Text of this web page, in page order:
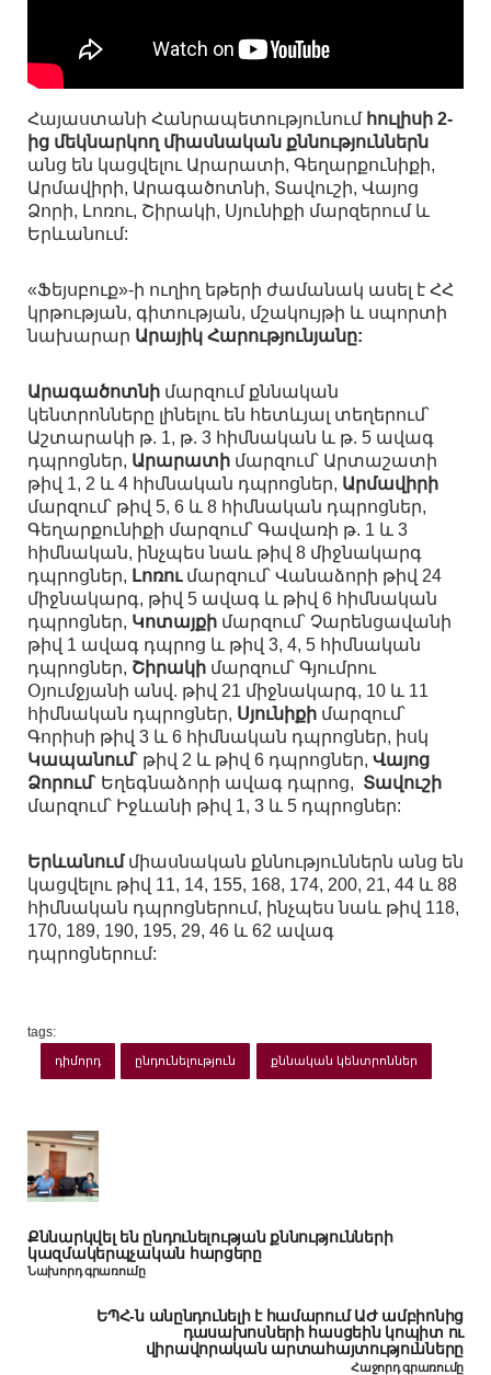
Հայաստանի Հանրապետությունում հուլիսի 2-
ից մեկնարկող միասնական քննություններն
անց են կացվելու Արարատի, Գեղարքունիքի,
Արմավիրի, Արագածոտնի, Տավուշի, Վայոց
Ձորի, Լոռու, Շիրակի, Սյունիքի մարզերում և
Երևանում:
«Ֆեյսբուք»-ի ուղիղ եթերի ժամանակ ասել է ՀՀ
կրթության, գիտության, մշակույթի և սպորտի
նախարար Արայիկ Հարությունյանը:
Արագածոտնի մարզում քննական
կենտրոնները լինելու են հետևյալ տեղերում՝
Աշտարակի թ. 1, թ. 3 հիմնական և թ. 5 ավագ
դպրոցներ, Արարատի մարզում՝ Արտաշատի
թիվ 1, 2 և 4 հիմնական դպրոցներ, Արմավիրի
մարզում՝ թիվ 5, 6 և 8 հիմնական դպրոցներ,
Գեղարքունիքի մարզում՝ Գավառի թ. 1 և 3
հիմնական, ինչպես նաև թիվ 8 միջնակարգ
դպրոցներ, Լոռումարզում՝ Վանաձորի թիվ 24
միջնակարգ, թիվ 5 ավագ և թիվ 6 հիմնական
դպրոցներ, Կոտայքի մարզում՝ Չարենցավանի
թիվ 1 ավագ դպրոց և թիվ 3, 4, 5 հիմնական
դպրոցներ, Շիրակի մարզում՝ Գյումրու
Օյումջյանի անվ. թիվ 21 միջնակարգ, 10 և 11
հիմնական դպրոցներ, Սյունիքի մարզում՝
Գորիսի թիվ 3 և 6 հիմնական դպրոցներ, իսկ
Կապանում՝ թիվ 2 և թիվ 6 դպրոցներ, Վայոց
Ձորում՝ Եղեգնաձորի ավագ դպրոց, Տավուշի
մարզում՝ Իջևանի թիվ 1, 3 և 5 դպրոցներ:
Երևանումմիասնական քննություններն անց են
կացվելու թիվ 11, 14, 155, 168, 174, 200, 21, 44 և 88
հիմնական դպրոցներում, ինչպես նաև թիվ 118,
170, 189, 190, 195, 29, 46 և 62 ավագ
դպրոցներում:
tags:
դիմորդ ընդունելություն քննական կենտրոններ
Քննարկվել են ընդունելության քննությունների
կազմակերպչական հարցերը
Նախորդ գրառումը
ԵՊՀ-ն անընդունելի է համարում ԱԺ ամբիոնից
դասախոսների հասցեին կոպիտ ու
վիրավորական արտահայտությունները
Հաջորդ գրառումը